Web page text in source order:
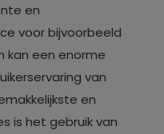
en
voor bijvoorbeeld
kan een enorme
van
en
is het gebruik van